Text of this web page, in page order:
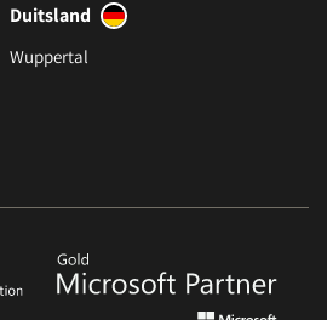
Duitsland
Wuppertal